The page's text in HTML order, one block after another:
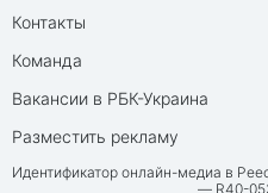
Контакты
Команда
Вакансии в РБК-Украина
Разместить рекламу
Идентификатор онлайн-медиа в
— R40-